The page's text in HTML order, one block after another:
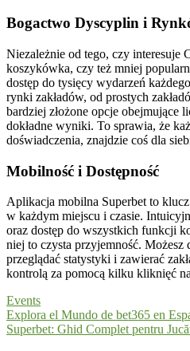
Bogactwo Dyscyplin i
Niezależnie od tego, czy interesuje
koszykówka, czy też mniej
dostęp do tysięcy wydarzeń
rynki zakładów, od prostych
bardziej złożone opcje obejmujące
dokładne wyniki. To sprawia, że
doświadczenia, znajdzie coś dla
Mobilność i Dostępność
Aplikacja mobilna Superbet to
w każdym miejscu i czasie.
oraz dostęp do wszystkich funkcji
niej to czysta przyjemność. Możesz
przeglądać statystyki i zawierać
kontrolą za pomocą kilku kliknięć
Events
Post
navigation
Explora el Mundo de bet365 en
Superbet: Ghid Complet pentru